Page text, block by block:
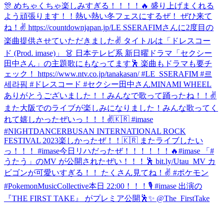
🎊 めちゃくちゃ楽しみすぎる！！！！🔥 盛り上げまくれる
よう頑張ります！！熱い熱い冬フェスにするぜ！ ぜひ来て
ね！✌️ https://countdownjapan.jp/LE SSERAFIMさんに2度目の
楽曲提供させていただきました✌️ タイトルは「ドレスコー
ド (Prod. imase)」 👗 日本テレビ系 新日曜ドラマ「セクシー
田中さん」の主題歌にもなってます🕺 楽曲もドラマも要チ
ェック！ https://www.ntv.co.jp/tanakasan/ #LE_SSERAFIM #르
세라핌 #ドレスコード #セクシー田中さんMINAMI WHEEL
ありがとうございました！！みんなで歌って踊ったね！！✌️
また大阪でのライブが楽しみになりました！ みんな歌ってく
れて嬉しかったぜいっ！！！✌️🇰🇷 #imase
#NIGHTDANCERBUSAN INTERNATIONAL ROCK
FESTIVAL 2023楽しかったぜ！！🇰🇷 またライブしたい
っ！！！ #imase今日リハだったぜ！！！！！！🔥#imase 「#
うたう」のMV が公開されたぜい！！！🕺 bit.ly/Utau_MV カ
ビゴンが可愛いすぎる！！ たくさん見てね！✌️ #ポケモン
#PokemonMusicCollective本日 22:00！！！🎙️ #imase 出演の
『THE FIRST TAKE』 がプレミア公開🕺✨ @The_FirstTake